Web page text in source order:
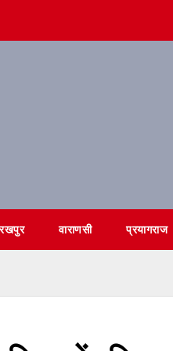
वाराणसी प्रयागराज